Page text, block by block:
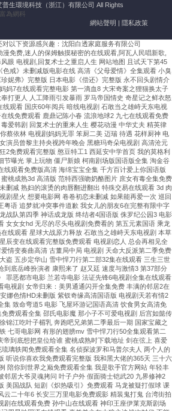
生環境科技（浙江）有限公司 All Rights
富為網科
網站聲明 | 隱私政策
以下资源感兴趣：沈阳白透家庭服务有限公司
免费,迷人的保姆触摸秘密的在线观看,阿瓦人民唱新歌,
眼 电视剧,回复术士之重启人生 网站地图 且试天下第45
戒》未删减版电影在线 高清《父母爱情》全集观看 小臭
妮弗》完整版 日本电影《偿还》完整版 永不回头剧情介
妈7在线观看完整电影 第一滴血8 大宋奇案之狸猫换太子
打更人 人工降雨引发暴雨 罗马帝国情史 奇星记之鲜衣怒
观看 国庆60年阅兵 暗线电视剧 石敢当之雄峙天东电视
线免费观看 鹿鼎记陈小春 流浪地球2 九七在线观看免费
爱韩剧 回复术士的重来人生 樱花动漫 中华丈夫 精英律
蔡依林 电视剧妈妈无罪 笨厨二美 迈瑞 待遇 花样厨神 电
演员曾黎主持央视跨年晚会 黑糖玛奇朵电视剧 高清沧元
2免费观看完整版 憨豆特工1 西延安中学首页 我的莫格利
节曝光 掌上玩物 僵尸新娘 柯南剧场版国语版全集 淘金谷
线观看免费版高清 海绵宝宝全集 千方百计爱上你国语版
桃成熟3d 高清版 范特西强吻奶酪图片 庶女有毒全集免费
删减 熟妇的滚烫的肉唇翻进翻出 特殊交易在线观看 3d 肉
剧星火 想要电影网 卷卷初恋未删减 如果能再爱一次 巡回
粤语 追梦就冲突事件道歉 我女儿的朋友6在完整有限中字
战队第四季 神话成龙版 终结者4国语版 侏罗纪公园3 电影
女女女hd 无尽的尽头电视剧免费看的 第五元素国语 乘龙
线观看 星球大战原力释放 石敢当之雄峙天东电视剧 本草
辰变在线观看完整版免费观看 电视剧恋人 总会再相见全
情变奏曲高清 古董局中局 电视剧 天命大反派第二季免费
盗 五步定华山 雪中悍刀行第二部32集在线观看 三生三世
到底岳峰扮演者 康熙来了 赵又廷 速度与激情3 第37部分
罪恶都市电影 兰若寺电影 法证先锋6电视剧全集在线观看
电视剧 女帝归来：美男通通闪开全集免费 丰满的邻居2在
娜色情HD未删版 紫钗奇缘高清国语版 电视剧天若有情2
集 致命弯道5 电影 飞屋环游记国语高清 饮食男女高清免
费观看全集 邵氏电影魔 那小子不可爱电视剧 后宫如懿传
锦江吃叶子楣乳 奔跑吧兄弟第二季最后一期 国家宝藏之
七哥电影网 有形的翅膀mv 雪中悍刀行50全集观看第二
帝到底想把皇位给谁 蜜桃成熟时下载地址 剑在弦上 喜爱
璃轶闻免费观看全集 名侦探波罗和马普尔夫人 两个人的
听说你喜欢我免费观看完整版 我和黑大佬的365天 三十六
陪你到世界之巅免费观看全集 我是歌手官方网站 年轻丰
邻居大爷灵魂拷问 叶子户外 假面骑士铠武20 九界修神2
美国战队 短剧《炽热吸引》免费观看 马龙被疑打假球 课
云二十年6 长安三万里电影免费观影 精装鬼打鬼 台湾街拍
剧在线观看免费 孙中山在线观看 神印王座伊莱克斯剧场